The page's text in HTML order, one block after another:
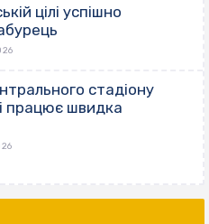
цілі успішно
стадіону
працює швидка